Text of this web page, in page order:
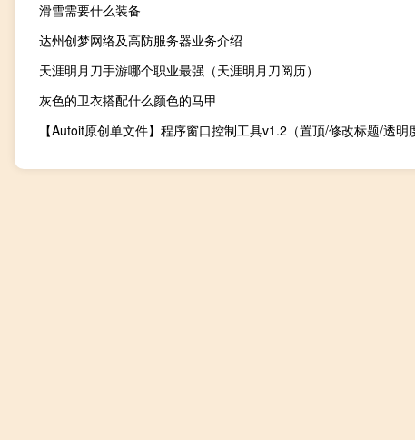
滑雪需要什么装备
达州创梦网络及高防服务器业务介绍
天涯明月刀手游哪个职业最强（天涯明月刀阅历）
灰色的卫衣搭配什么颜色的马甲